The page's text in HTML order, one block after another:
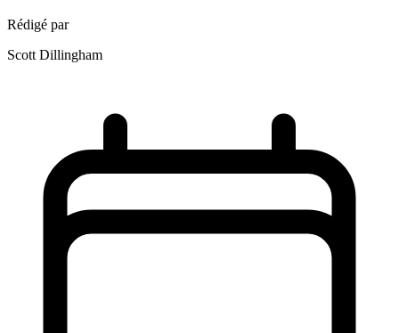
Rédigé par
Scott Dillingham